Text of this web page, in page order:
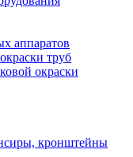
аппаратов
труб
окраски
кронштейны